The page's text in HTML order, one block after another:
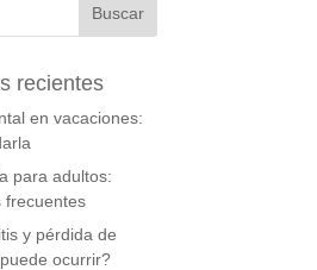
recientes
en vacaciones:
para adultos:
frecuentes
y pérdida de
ocurrir?